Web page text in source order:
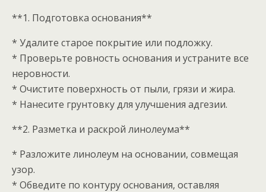
**1. Подготовка основания**
* Удалите старое покрытие или подложку.
* Проверьте ровность основания и устраните все
неровности.
* Очистите поверхность от пыли, грязи и жира.
* Нанесите грунтовку для улучшения адгезии.
**2. Разметка и раскрой линолеума**
* Разложите линолеум на основании, совмещая
узор.
* Обведите по контуру основания, оставляя